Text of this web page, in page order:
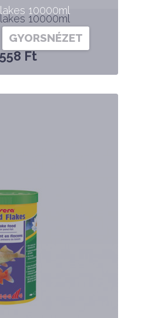
10000ml
Ft
10000ml
GYORSNÉZET